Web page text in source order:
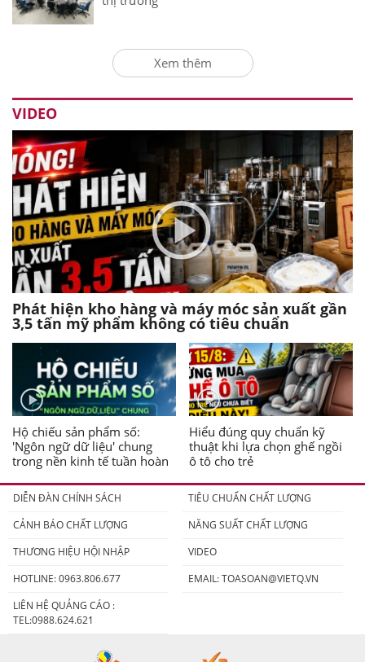
Xem thêm
VIDEO
Phát hiện kho hàng và máy móc sản xuất gần
3,5 tấn mỹ phẩm không có tiêu chuẩn
Hộ chiếu sản phẩm số:
'Ngôn ngữ dữ liệu' chung
trong nền kinh tế tuần hoàn
Hiểu đúng quy chuẩn kỹ
thuật khi lựa chọn ghế ngồi
ô tô cho trẻ
DIỄN ĐÀN CHÍNH SÁCH
TIÊU CHUẨN CHẤT LƯỢNG
CẢNH BÁO CHẤT LƯỢNG
NĂNG SUẤT CHẤT LƯỢNG
THƯƠNG HIỆU HỘI NHẬP
VIDEO
HOTLINE: 0963.806.677
EMAIL:TOASOAN@VIETQ.VN
LIÊN HỆ QUẢNG CÁO :
TEL:0988.624.621